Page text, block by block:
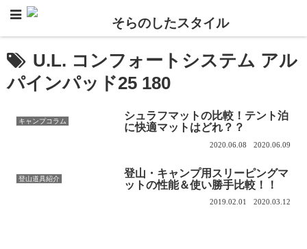
U.L. コンフォートシステム アル
パインパッド25 180
キャンプコラム
シュラフマットの比較！テント泊
に快適マットはどれ？？
2020.06.08 2020.06.09
登山道具紹介
登山・キャンプ用スリーピングマ
ットの性能＆使い勝手比較！！
2019.02.01 2020.03.12